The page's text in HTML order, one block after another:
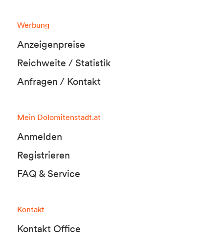
Werbung
Anzeigenpreise
Reichweite / Statistik
Anfragen / Kontakt
Mein Dolomitenstadt.at
Anmelden
Registrieren
FAQ & Service
Kontakt
Kontakt Office